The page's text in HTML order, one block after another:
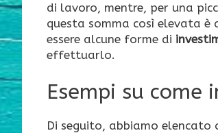
di lavoro, mentre, per una
questa somma così elevata è
essere alcune forme di
effettuarlo.
Esempi su come
Di seguito, abbiamo elencato